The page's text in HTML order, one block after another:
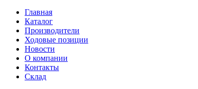
Главная
Каталог
Производители
Ходовые позиции
Новости
О компании
Контакты
Склад